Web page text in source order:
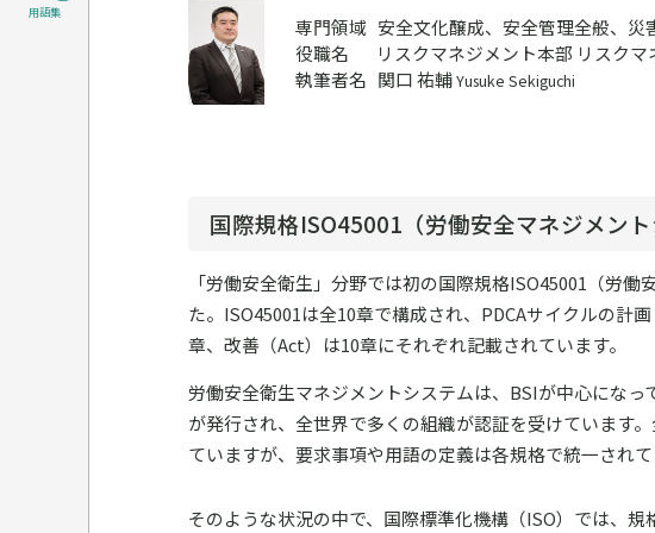
用語集
専門領域 安全文化醸成、安全管理全般、
役職名
リスクマネジメント本部 リスク
執筆者名 関口 祐輔Yusuke Sekiguchi
国際規格ISO45001（労働安全マネジメン
「労働安全衛生」分野では初の国際規格ISO45001（労
た。ISO45001は全10章で構成され、PDCAサイクルの計
章、改善（Act）は10章にそれぞれ記載されています。
労働安全衛生マネジメントシステムは、BSIが中心にな
が発行され、全世界で多くの組織が認証を受けています
ていますが、要求事項や用語の定義は各規格で統一されて
そのような状況の中で、国際標準化機構（ISO）では、